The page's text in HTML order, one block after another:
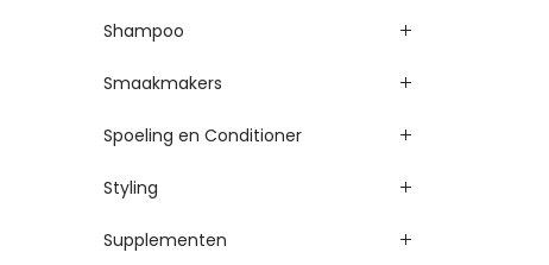
Shampoo
Smaakmakers
Spoeling en Conditioner
Styling
Supplementen